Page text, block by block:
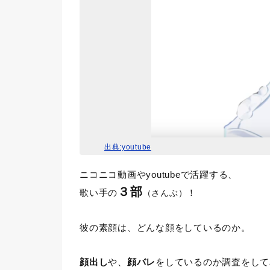
出典:youtube
ニコニコ動画やyoutubeで活躍する、
歌い手の ３部 （さんぶ） ！
彼の素顔は、どんな顔をしているのか。
顔出しや、 顔バレ をしているのか調査をし